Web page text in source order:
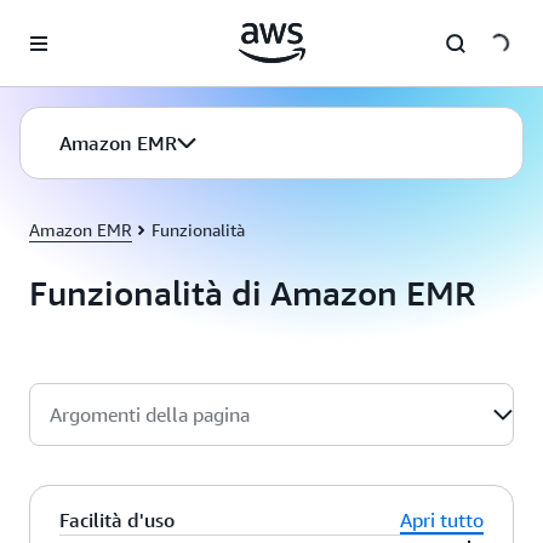
Amazon EMR
Amazon EMR Funzionalità
Funzionalità di Amazon EMR
Argomenti della pagina
Facilità d'uso
Apri tutto